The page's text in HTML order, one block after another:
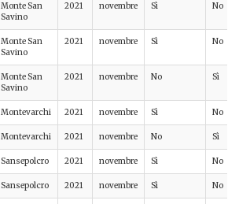
Monte San
Savino
2021 novembre Sì No
Monte San
Savino
2021 novembre Sì No
Monte San
Savino
2021 novembre No Sì
Montevarchi 2021 novembre Sì No
Montevarchi 2021 novembre No Sì
Sansepolcro 2021 novembre Sì No
Sansepolcro 2021 novembre Sì No